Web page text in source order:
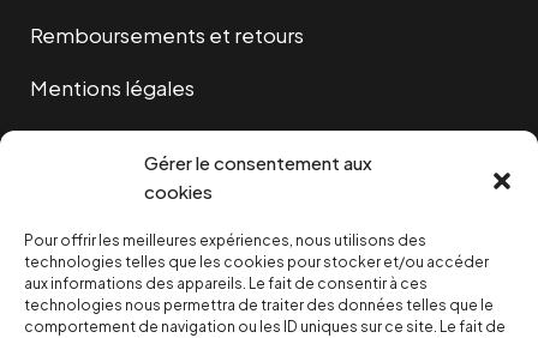
Gérer le consentement aux
cookies
Pour offrir les meilleures expériences, nous utilisons des
technologies telles que les cookies pour stocker et/ou accéder
aux informations des appareils. Le fait de consentir à ces
technologies nous permettra de traiter des données telles que le
comportement de navigation ou les ID uniques sur ce site. Le fait de
Remboursements et retours
Mentions légales
NOUS SOUTENIR
NOTRE NEWSLETTER